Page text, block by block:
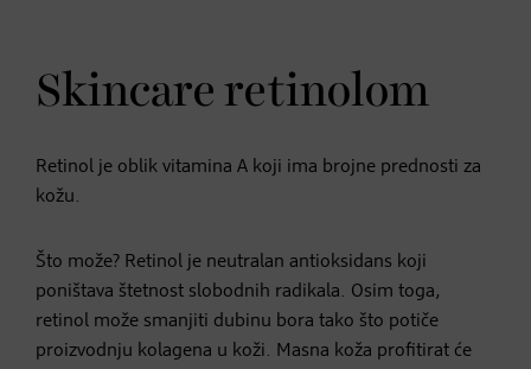
Skincare retinolom
Retinol je oblik vitamina A koji ima brojne prednosti za
kožu.
Što može? Retinol je neutralan antioksidans koji
poništava štetnost slobodnih radikala. Osim toga,
retinol može smanjiti dubinu bora tako što potiče
proizvodnju kolagena u koži. Masna koža profitirat će